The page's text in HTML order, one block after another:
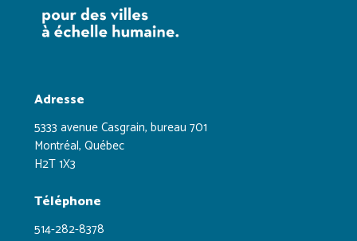
Adresse
5333 avenue Casgrain, bureau 701
Montréal, Québec
H2T 1X3
Téléphone
514-282-8378